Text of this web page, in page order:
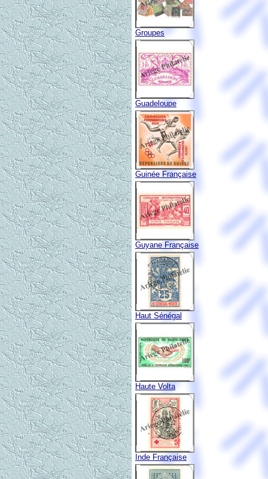
Groupes
Guadeloupe
Guinée Française
Guyane Française
Haut Sénégal
Haute Volta
Inde Française